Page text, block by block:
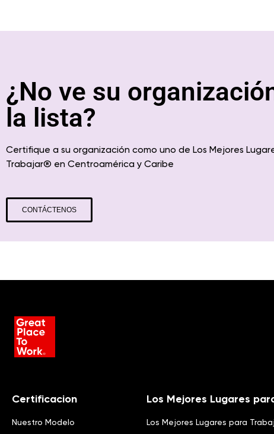
¿No ve su
la lista?
Certifique a su organización como uno de Los Mejores
Trabajar® en Centroamérica y Caribe
CONTÁCTENOS
Certificacion
Nuestro Modelo
Los Mejores Lugares
Los Mejores Lugares para